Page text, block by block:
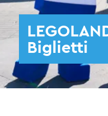
Biglietti